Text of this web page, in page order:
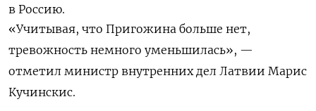
в Россию.
«Учитывая, что Пригожина больше нет,
тревожность немного уменьшилась», —
отметил министр внутренних дел Латвии Марис
Кучинскис.